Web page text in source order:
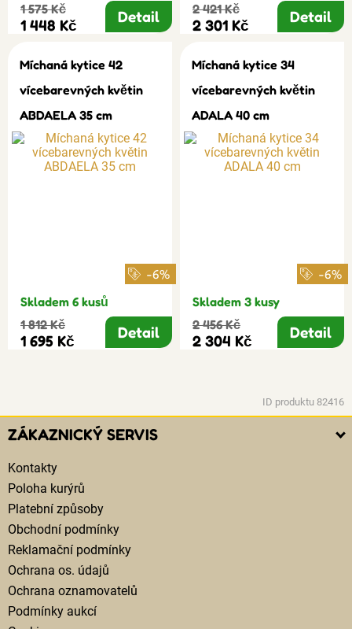
1 575 Kč
1 448 Kč Detail
2 421 Kč
2 301 Kč Detail
Míchaná kytice 42
vícebarevných květin
ABDAELA 35 cm
-6%
Skladem 6 kusů
1 812 Kč
1 695 Kč Detail
Míchaná kytice 34
vícebarevných květin
ADALA 40 cm
-6%
Skladem 3 kusy
2 456 Kč
2 304 Kč Detail
ID produktu 82416
ZÁKAZNICKÝ SERVIS
Kontakty
Poloha kurýrů
Platební způsoby
Obchodní podmínky
Reklamační podmínky
Ochrana os. údajů
Ochrana oznamovatelů
Podmínky aukcí